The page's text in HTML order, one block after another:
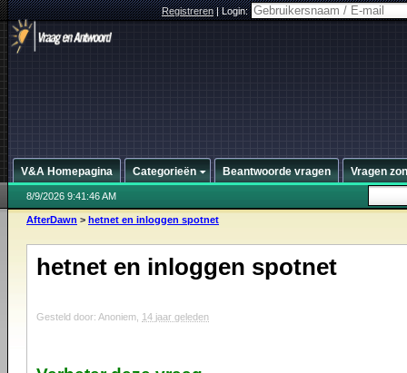
Registreren|Login:
V&A Homepagina Categorieën Beantwoorde vragen Vragen
8/9/2026 9:41:46 AM
AfterDawn > hetnet en inloggen spotnet
hetnet en inloggen spotnet
Gesteld door: Anoniem, 14 jaar geleden